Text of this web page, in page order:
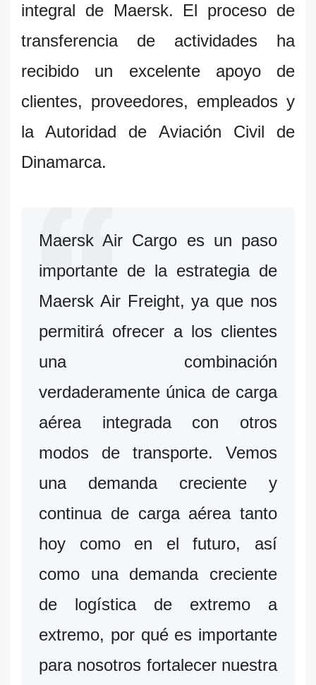
integral de Maersk. El proceso de
transferencia de actividades ha
recibido un excelente apoyo de
clientes, proveedores, empleados y
la Autoridad de Aviación Civil de
Dinamarca.
Maersk Air Cargo es un paso
importante de la estrategia de
Maersk Air Freight, ya que nos
permitirá ofrecer a los clientes
una combinación
verdaderamente única de carga
aérea integrada con otros
modos de transporte. Vemos
una demanda creciente y
continua de carga aérea tanto
hoy como en el futuro, así
como una demanda creciente
de logística de extremo a
extremo, por qué es importante
para nosotros fortalecer nuestra